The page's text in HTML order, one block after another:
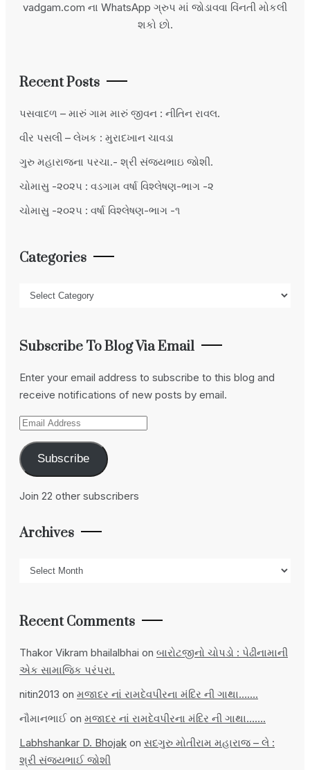
vadgam.com ના WhatsApp ગ્રુપ માં જોડાવવા વિંનતી મોકલી
શકો છો.
Recent Posts
પસવાદળ – મારું ગામ મારું જીવન : નીતિન રાવલ.
વીર પસલી – લેખક : મુરાદખાન ચાવડા
ગુરુ મહારાજના પરચા.- શ્રી સંજયભાઇ જોશી.
ચોમાસુ -૨૦૨૫ : વડગામ વર્ષા વિશ્લેષણ-ભાગ -૨
ચોમાસુ -૨૦૨૫ : વર્ષા વિશ્લેષણ-ભાગ -૧
Categories
Subscribe To Blog Via Email
Enter your email address to subscribe to this blog and
receive notifications of new posts by email.
Email
Address
Subscribe
Join 22 other subscribers
Archives
Recent Comments
Thakor Vikram bhailalbhai on બારોટજીનો ચોપડો : પેઢીનામાની
એક સામાજિક પરંપરા.
nitin2013 on મજાદર નાં રામદેવપીરના મંદિર ની ગાથા…….
નૌમાનભાઈ on મજાદર નાં રામદેવપીરના મંદિર ની ગાથા…….
Labhshankar D. Bhojak on સદગુરુ મોતીરામ મહારાજ – લે :
શ્રી સંજયભાઈ જોશી